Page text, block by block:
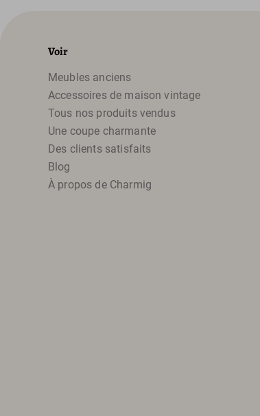
Voir
Meubles anciens
Accessoires de maison vintage
Tous nos produits vendus
Une coupe charmante
Des clients satisfaits
Blog
À propos de Charmig